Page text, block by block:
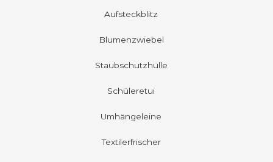
Aufsteckblitz
Blumenzwiebel
Staubschutzhülle
Schüleretui
Umhängeleine
Textilerfrischer